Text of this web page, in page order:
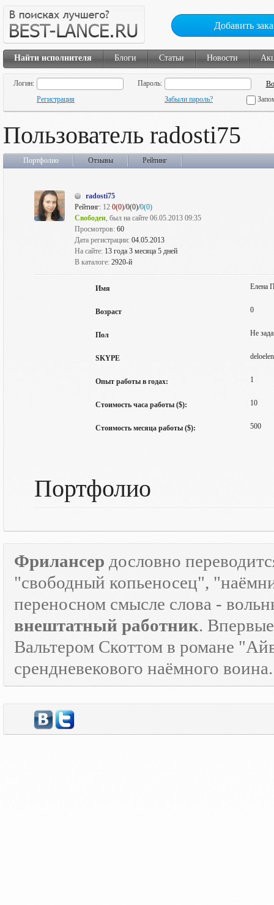
Добавить
Найти исполнителя Блоги Статьи Новости
Логин:
Пароль:
Регистрация
Забыли пароль?
Пользователь radosti75
Портфолио Отзывы Рейтинг
radosti75
Рейтинг: 12 0(0)/0(0)/0(0)
Свободен, был на сайте 06.05.2013 09:35
Просмотров: 60
Дата регистрации: 04.05.2013
На сайте: 13 года 3 месяца 5 дней
В каталоге: 2920-й
Имя Елена
Возраст 0
Пол Не
SKYPE
Опыт работы в годах: 1
Стоимость часа работы ($): 10
Стоимость месяца работы ($): 500
Портфолио
Фрилансер дословно
"свободный копьеносец",
переносном смысле слова -
внештатный работник.
Вальтером Скоттом в романе
срендневекового наёмного воина.